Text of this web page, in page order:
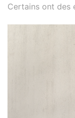
Certains ont des